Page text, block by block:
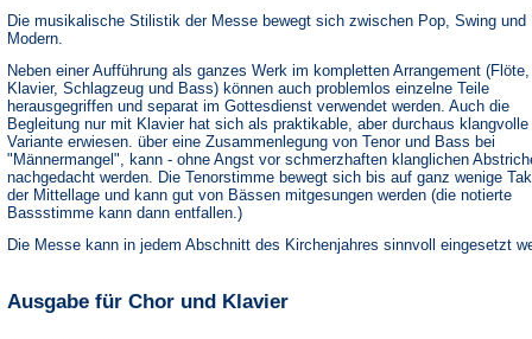
Die musikalische Stilistik der Messe bewegt sich zwischen Pop, Swing und
Modern.
Neben einer Aufführung als ganzes Werk im kompletten Arrangement (Flöte,
Klavier, Schlagzeug und Bass) können auch problemlos einzelne Teile
herausgegriffen und separat im Gottesdienst verwendet werden. Auch die
Begleitung nur mit Klavier hat sich als praktikable, aber durchaus klangvolle
Variante erwiesen. über eine Zusammenlegung von Tenor und Bass bei
"Männermangel", kann - ohne Angst vor schmerzhaften klanglichen
nachgedacht werden. Die Tenorstimme bewegt sich bis auf ganz wenige
der Mittellage und kann gut von Bässen mitgesungen werden (die notierte
Bassstimme kann dann entfallen.)
Die Messe kann in jedem Abschnitt des Kirchenjahres sinnvoll eingesetzt
Ausgabe für Chor und Klavier